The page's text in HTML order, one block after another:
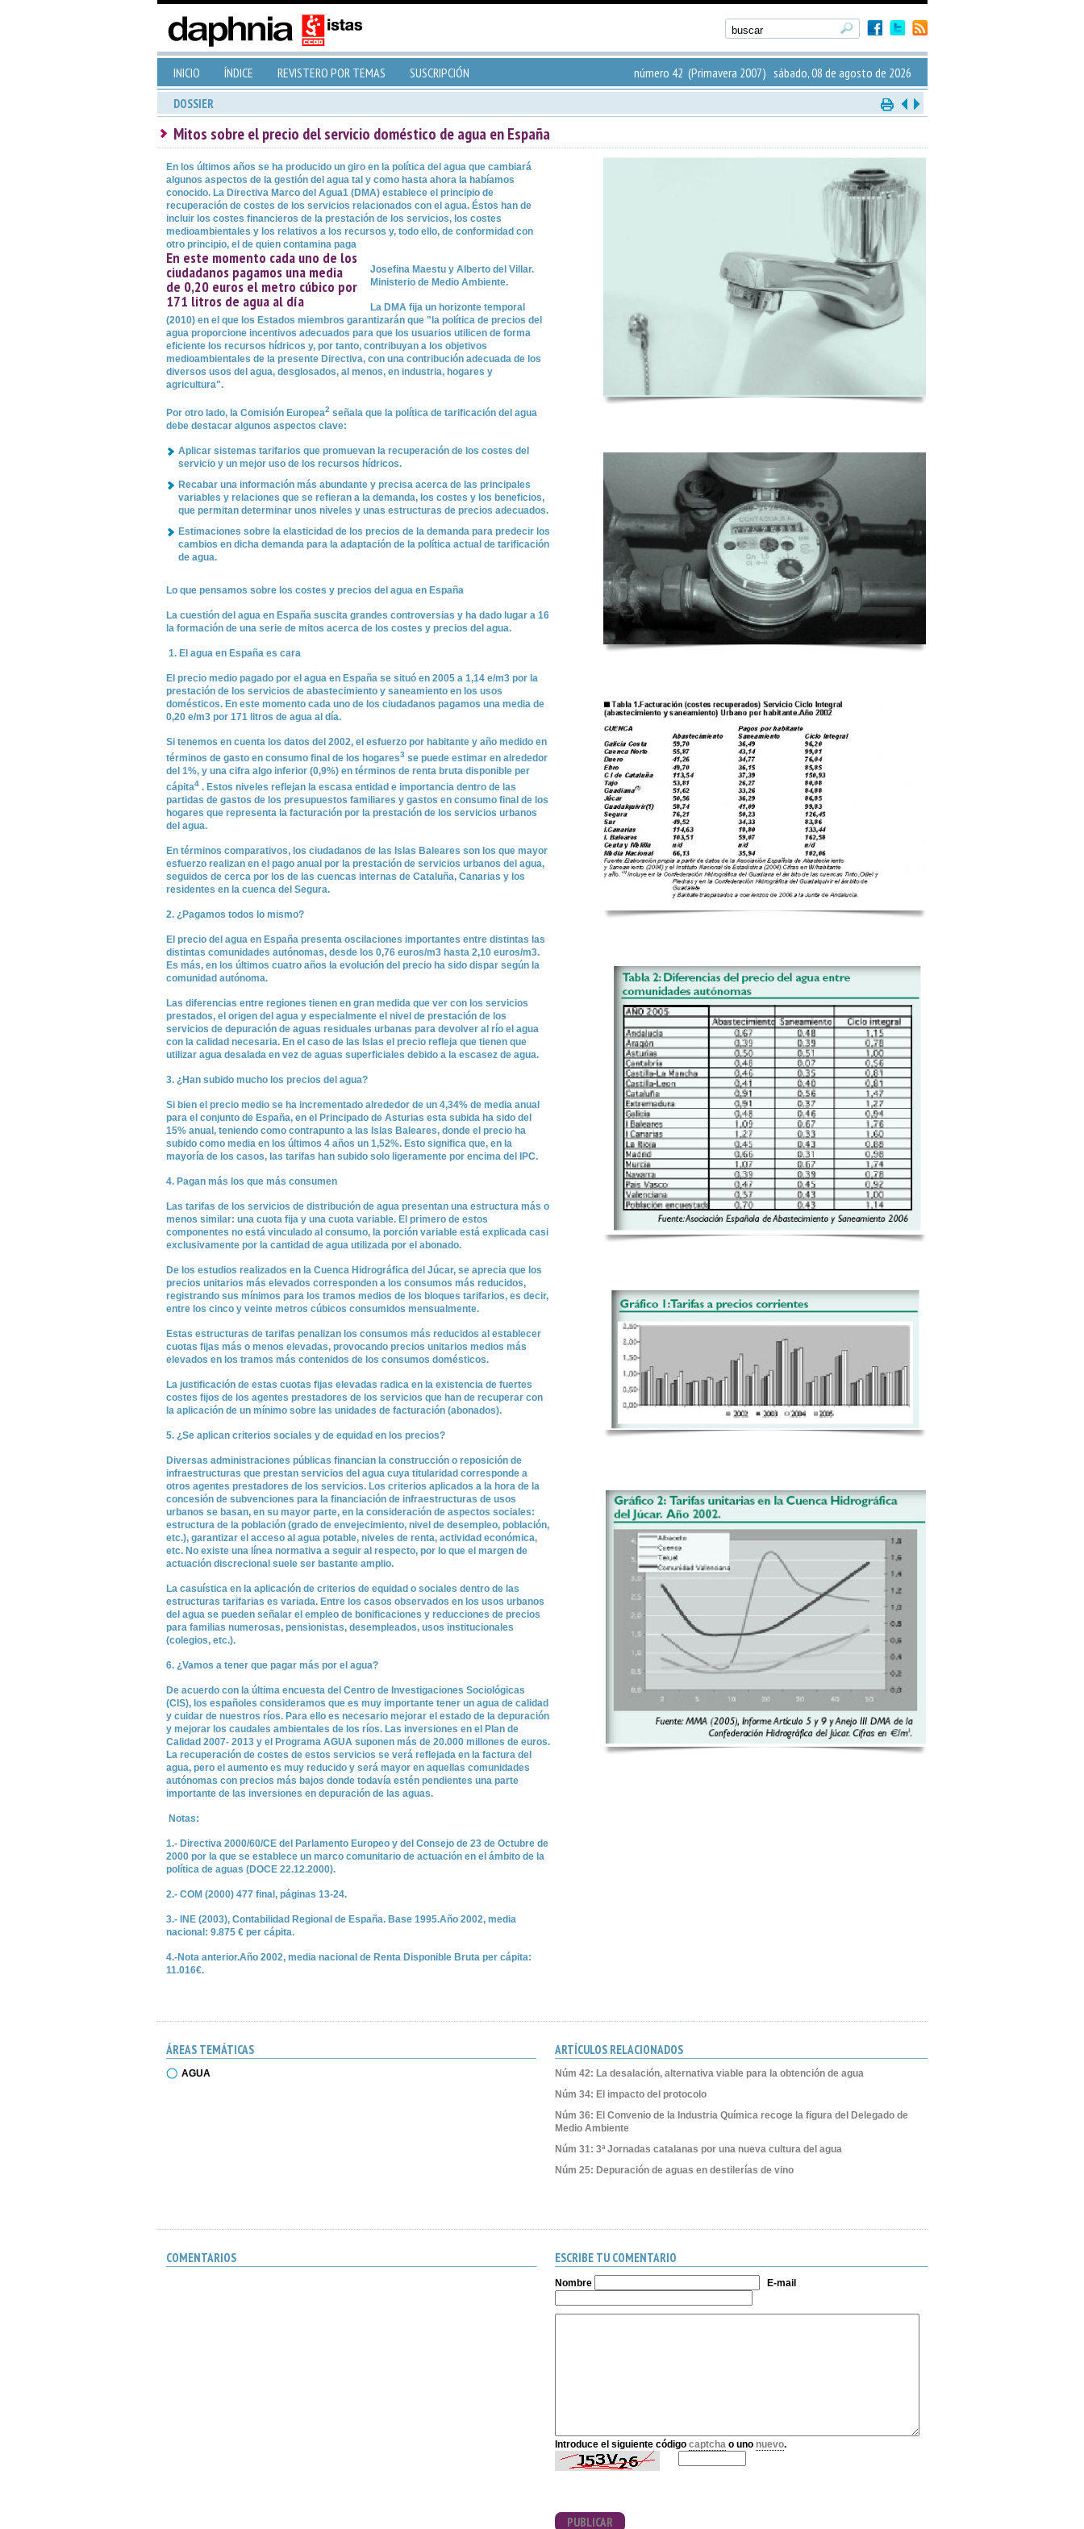
INICIO ÍNDICE REVISTERO POR TEMAS SUSCRIPCIÓN número 42 (Primavera 2007) sábado, 08 de agosto de 2026
DOSSIER
Mitos sobre el precio del servicio doméstico de agua en España
En los últimos años se ha producido un giro en la política del agua que cambiará
algunos aspectos de la gestión del agua tal y como hasta ahora la habíamos
conocido. La Directiva Marco del Agua1 (DMA) establece el principio de
recuperación de costes de los servicios relacionados con el agua. Éstos han de
incluir los costes financieros de la prestación de los servicios, los costes
medioambientales y los relativos a los recursos y, todo ello, de conformidad con
otro principio, el de quien contamina paga
En este momento cada uno de los
ciudadanos pagamos una media
de 0,20 euros el metro cúbico por
171 litros de agua al día
Josefina Maestu y Alberto del Villar.
Ministerio de Medio Ambiente.
La DMA fija un horizonte temporal
(2010) en el que los Estados miembros garantizarán que "la política de precios del
agua proporcione incentivos adecuados para que los usuarios utilicen de forma
eficiente los recursos hídricos y, por tanto, contribuyan a los objetivos
medioambientales de la presente Directiva, con una contribución adecuada de los
diversos usos del agua, desglosados, al menos, en industria, hogares y
agricultura".
Por otro lado, la Comisión Europea2 señala que la política de tarificación del agua
debe destacar algunos aspectos clave:
Aplicar sistemas tarifarios que promuevan la recuperación de los costes del
servicio y un mejor uso de los recursos hídricos.
Recabar una información más abundante y precisa acerca de las principales
variables y relaciones que se refieran a la demanda, los costes y los beneficios,
que permitan determinar unos niveles y unas estructuras de precios adecuados.
Estimaciones sobre la elasticidad de los precios de la demanda para predecir los
cambios en dicha demanda para la adaptación de la política actual de tarificación
de agua.
Lo que pensamos sobre los costes y precios del agua en España
La cuestión del agua en España suscita grandes controversias y ha dado lugar a 16
la formación de una serie de mitos acerca de los costes y precios del agua.
1. El agua en España es cara
El precio medio pagado por el agua en España se situó en 2005 a 1,14 e/m3 por la
prestación de los servicios de abastecimiento y saneamiento en los usos
domésticos. En este momento cada uno de los ciudadanos pagamos una media de
0,20 e/m3 por 171 litros de agua al día.
Si tenemos en cuenta los datos del 2002, el esfuerzo por habitante y año medido en
términos de gasto en consumo final de los hogares3 se puede estimar en alrededor
del 1%, y una cifra algo inferior (0,9%) en términos de renta bruta disponible per
cápita4. Estos niveles reflejan la escasa entidad e importancia dentro de las
partidas de gastos de los presupuestos familiares y gastos en consumo final de los
hogares que representa la facturación por la prestación de los servicios urbanos
del agua.
En términos comparativos, los ciudadanos de las Islas Baleares son los que mayor
esfuerzo realizan en el pago anual por la prestación de servicios urbanos del agua,
seguidos de cerca por los de las cuencas internas de Cataluña, Canarias y los
residentes en la cuenca del Segura.
2. ¿Pagamos todos lo mismo?
El precio del agua en España presenta oscilaciones importantes entre distintas las
distintas comunidades autónomas, desde los 0,76 euros/m3 hasta 2,10 euros/m3.
Es más, en los últimos cuatro años la evolución del precio ha sido dispar según la
comunidad autónoma.
Las diferencias entre regiones tienen en gran medida que ver con los servicios
prestados, el origen del agua y especialmente el nivel de prestación de los
servicios de depuración de aguas residuales urbanas para devolver al río el agua
con la calidad necesaria. En el caso de las Islas el precio refleja que tienen que
utilizar agua desalada en vez de aguas superficiales debido a la escasez de agua.
3. ¿Han subido mucho los precios del agua?
Si bien el precio medio se ha incrementado alrededor de un 4,34% de media anual
para el conjunto de España, en el Principado de Asturias esta subida ha sido del
15% anual, teniendo como contrapunto a las Islas Baleares, donde el precio ha
subido como media en los últimos 4 años un 1,52%. Esto significa que, en la
mayoría de los casos, las tarifas han subido solo ligeramente por encima del IPC.
4. Pagan más los que más consumen
Las tarifas de los servicios de distribución de agua presentan una estructura más o
menos similar: una cuota fija y una cuota variable. El primero de estos
componentes no está vinculado al consumo, la porción variable está explicada casi
exclusivamente por la cantidad de agua utilizada por el abonado.
De los estudios realizados en la Cuenca Hidrográfica del Júcar, se aprecia que los
precios unitarios más elevados corresponden a los consumos más reducidos,
registrando sus mínimos para los tramos medios de los bloques tarifarios, es decir,
entre los cinco y veinte metros cúbicos consumidos mensualmente.
Estas estructuras de tarifas penalizan los consumos más reducidos al establecer
cuotas fijas más o menos elevadas, provocando precios unitarios medios más
elevados en los tramos más contenidos de los consumos domésticos.
La justificación de estas cuotas fijas elevadas radica en la existencia de fuertes
costes fijos de los agentes prestadores de los servicios que han de recuperar con
la aplicación de un mínimo sobre las unidades de facturación (abonados).
5. ¿Se aplican criterios sociales y de equidad en los precios?
Diversas administraciones públicas financian la construcción o reposición de
infraestructuras que prestan servicios del agua cuya titularidad corresponde a
otros agentes prestadores de los servicios. Los criterios aplicados a la hora de la
concesión de subvenciones para la financiación de infraestructuras de usos
urbanos se basan, en su mayor parte, en la consideración de aspectos sociales:
estructura de la población (grado de envejecimiento, nivel de desempleo, población,
etc.), garantizar el acceso al agua potable, niveles de renta, actividad económica,
etc. No existe una línea normativa a seguir al respecto, por lo que el margen de
actuación discrecional suele ser bastante amplio.
La casuística en la aplicación de criterios de equidad o sociales dentro de las
estructuras tarifarias es variada. Entre los casos observados en los usos urbanos
del agua se pueden señalar el empleo de bonificaciones y reducciones de precios
para familias numerosas, pensionistas, desempleados, usos institucionales
(colegios, etc.).
6. ¿Vamos a tener que pagar más por el agua?
De acuerdo con la última encuesta del Centro de Investigaciones Sociológicas
(CIS), los españoles consideramos que es muy importante tener un agua de calidad
y cuidar de nuestros ríos. Para ello es necesario mejorar el estado de la depuración
y mejorar los caudales ambientales de los ríos. Las inversiones en el Plan de
Calidad 2007- 2013 y el Programa AGUA suponen más de 20.000 millones de euros.
La recuperación de costes de estos servicios se verá reflejada en la factura del
agua, pero el aumento es muy reducido y será mayor en aquellas comunidades
autónomas con precios más bajos donde todavía estén pendientes una parte
importante de las inversiones en depuración de las aguas.
Notas:
1.- Directiva 2000/60/CE del Parlamento Europeo y del Consejo de 23 de Octubre de
2000 por la que se establece un marco comunitario de actuación en el ámbito de la
política de aguas (DOCE 22.12.2000).
2.- COM (2000) 477 final, páginas 13-24.
3.- INE (2003), Contabilidad Regional de España. Base 1995.Año 2002, media
nacional: 9.875 € per cápita.
4.-Nota anterior.Año 2002, media nacional de Renta Disponible Bruta per cápita:
11.016€.
ÁREAS TEMÁTICAS
AGUA
ARTÍCULOS RELACIONADOS
Núm 42: La desalación, alternativa viable para la obtención de agua
Núm 34: El impacto del protocolo
Núm 36: El Convenio de la Industria Química recoge la figura del Delegado de
Medio Ambiente
Núm 31: 3ª Jornadas catalanas por una nueva cultura del agua
Núm 25: Depuración de aguas en destilerías de vino
COMENTARIOS ESCRIBE TU COMENTARIO
Nombre E-mail
Introduce el siguiente código captchao uno nuevo.
PUBLICAR